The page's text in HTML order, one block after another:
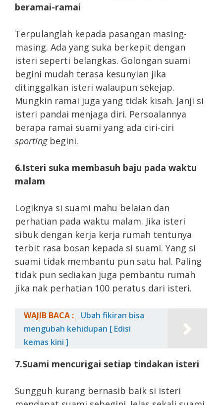
beramai-ramai
Terpulanglah kepada pasangan masing-
masing. Ada yang suka berkepit dengan
isteri seperti belangkas. Golongan suami
begini mudah terasa kesunyian jika
ditinggalkan isteri walaupun sekejap.
Mungkin ramai juga yang tidak kisah. Janji si
isteri pandai menjaga diri. Persoalannya
berapa ramai suami yang ada ciri-ciri
sportingbegini.
6.Isteri suka membasuh baju pada waktu
malam
Logiknya si suami mahu belaian dan
perhatian pada waktu malam. Jika isteri
sibuk dengan kerja kerja rumah tentunya
terbit rasa bosan kepada si suami. Yang si
suami tidak membantu pun satu hal. Paling
tidak pun sediakan juga pembantu rumah
jika nak perhatian 100 peratus dari isteri.
WAJIB BACA :
Ubah fikiran bisa
mengubah kehidupan [ Edisi
kemas kini ]
7.Suami mencurigai setiap tindakan isteri
Sungguh kurang bernasib baik si isteri